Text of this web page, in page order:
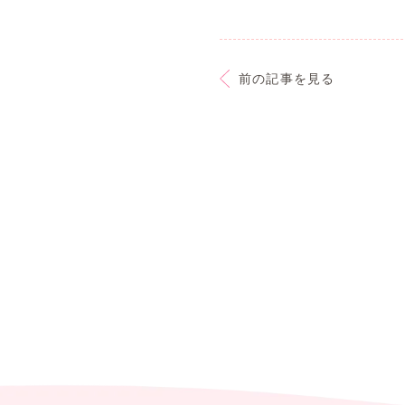
前の記事を見る